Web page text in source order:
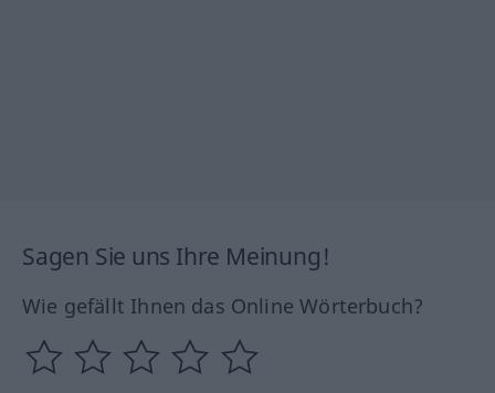
Sagen Sie uns Ihre Meinung!
Wie gefällt Ihnen das Online Wörterbuch?